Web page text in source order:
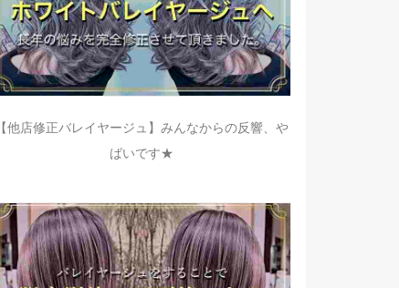
【他店修正バレイヤージュ】みんなからの反響、や
ばいです★